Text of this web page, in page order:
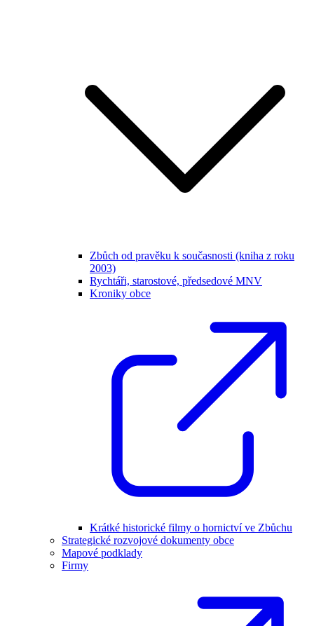
Zbůch od pravěku k současnosti (kniha z roku
2003)
Rychtáři, starostové, předsedové MNV
Kroniky obce
Krátké historické filmy o hornictví ve Zbůchu
Strategické rozvojové dokumenty obce
Mapové podklady
Firmy